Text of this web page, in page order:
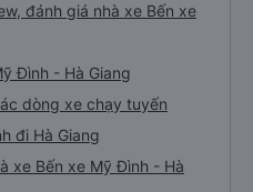
đánh giá nhà xe Bến xe
Đình - Hà Giang
dòng xe chạy tuyến
đi Hà Giang
xe Bến xe Mỹ Đình - Hà